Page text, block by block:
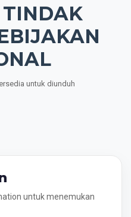
untuk diunduh
untuk menemukan